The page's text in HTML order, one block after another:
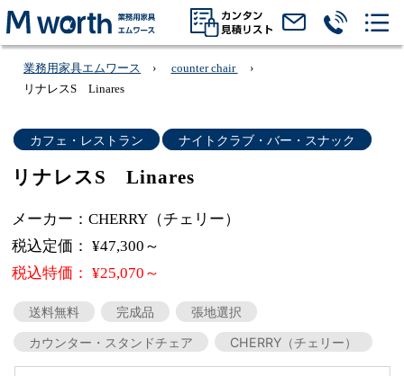
業務用家具エムワース
counter chair
リナレスS Linares
カフェ・レストラン ナイトクラブ・バー・スナック
リナレスS Linares
メーカー：CHERRY（チェリー）
税込定価： ¥47,300～
税込特価： ¥25,070～
送料無料 完成品
張地選択
カウンター・スタンドチェア
CHERRY（チェリー）